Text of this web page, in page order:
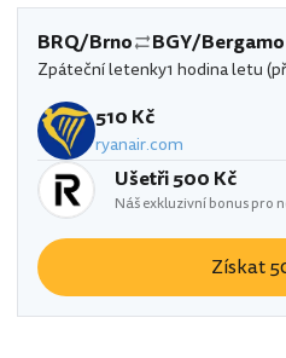
BRQ/Brno BGY/Bergamo
Zpáteční letenky1 hodina letu
510 Kč
ryanair.com
Ušetři 500 Kč
Náš exkluzivní bonus pro
Získat